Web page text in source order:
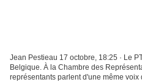
Jean Pestieau 17 octobre, 18:25 · Le
Belgique. À la Chambre des
représentants parlent d'une même